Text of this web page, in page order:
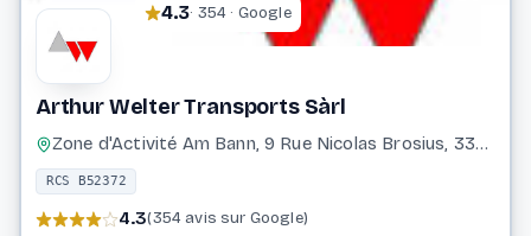
4.3· 354 · Google
Arthur Welter Transports Sàrl
Zone d'Activité Am Bann, 9 Rue Nicolas Brosius, 3372 Leudelange
RCS B52372
4.3(354 avis sur Google)